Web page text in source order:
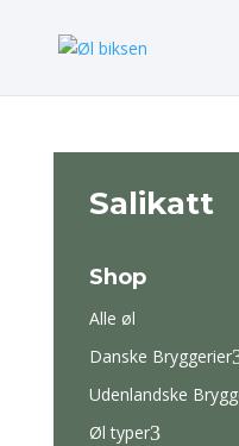
Salikatt
Shop
Alle øl
Danske Bryggerier
Udenlandske
Øl typer3